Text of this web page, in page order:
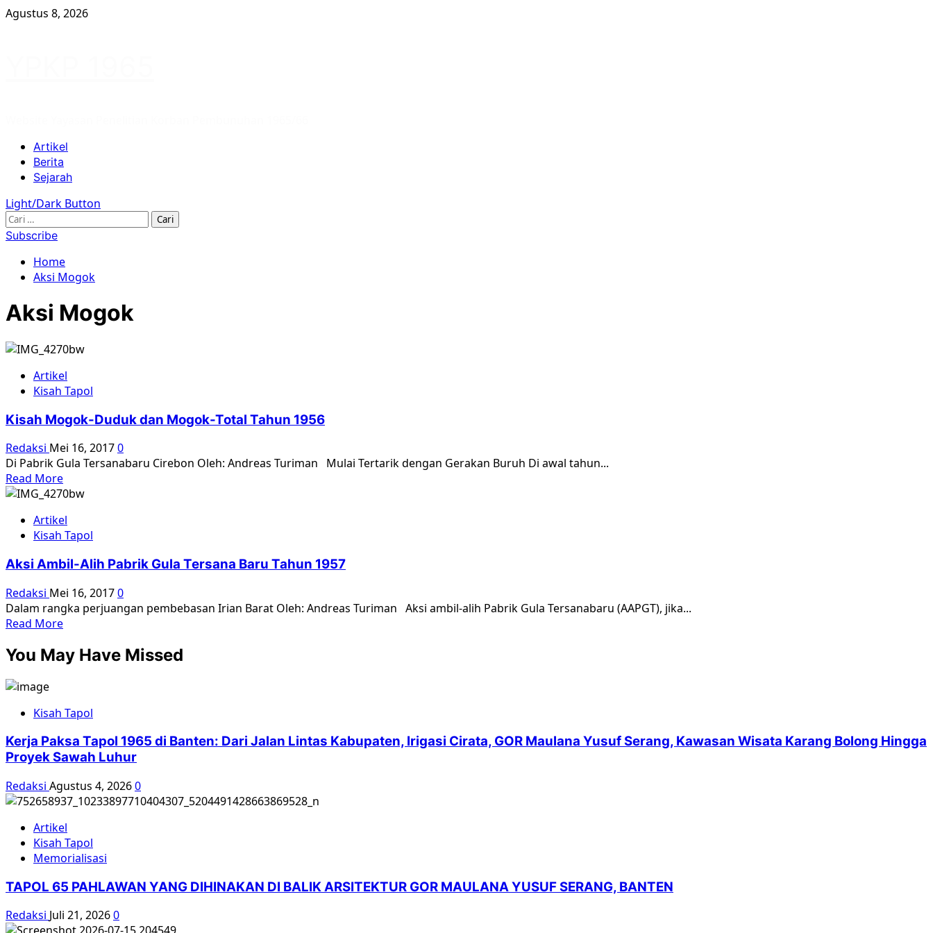
Skip
Agustus 8, 2026
Primary
Menu
Artikel
Berita
Sejarah
Light/Dark Button
Cari
untuk:
Subscribe
Home
Aksi Mogok
Aksi Mogok
Artikel
Kisah Tapol
Kisah Mogok-Duduk dan Mogok-Total Tahun 1956
Redaksi Mei 16, 20170
Di Pabrik Gula Tersanabaru Cirebon Oleh: Andreas Turiman Mulai Tertarik dengan Gerakan Buruh Di awal tahun...
Read MoreRead
more
Kisah
Mogok-
dan
Total
Tahun
1956
Artikel
Kisah Tapol
Aksi Ambil-Alih Pabrik Gula Tersana Baru Tahun 1957
Redaksi Mei 16, 20170
Dalam rangka perjuangan pembebasan Irian Barat Oleh: Andreas Turiman Aksi ambil-alih Pabrik Gula Tersanabaru (AAPGT), jika...
Read MoreRead
about
Aksi
Pabrik
Tersana
Baru
1957
You May Have Missed
Kisah Tapol
Kerja Paksa Tapol 1965 di Banten: Dari Jalan Lintas Kabupaten, Irigasi Cirata, GOR Maulana Yusuf Serang, Kawasan Wisata Karang Bolong Hingga
Proyek Sawah Luhur
Redaksi Agustus 4, 20260
Artikel
Kisah Tapol
Memorialisasi
TAPOL 65 PAHLAWAN YANG DIHINAKAN DI BALIK ARSITEKTUR GOR MAULANA YUSUF SERANG, BANTEN
Redaksi Juli 21, 20260